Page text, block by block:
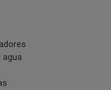
agua